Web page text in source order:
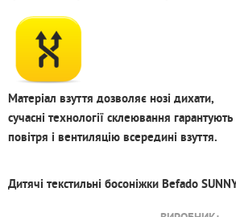
Матеріал взуття дозволяє нозі дихати,
сучасні технології склеювання
повітря і вентиляцію всередині взуття.
Дитячі текстильні босоніжки Befado